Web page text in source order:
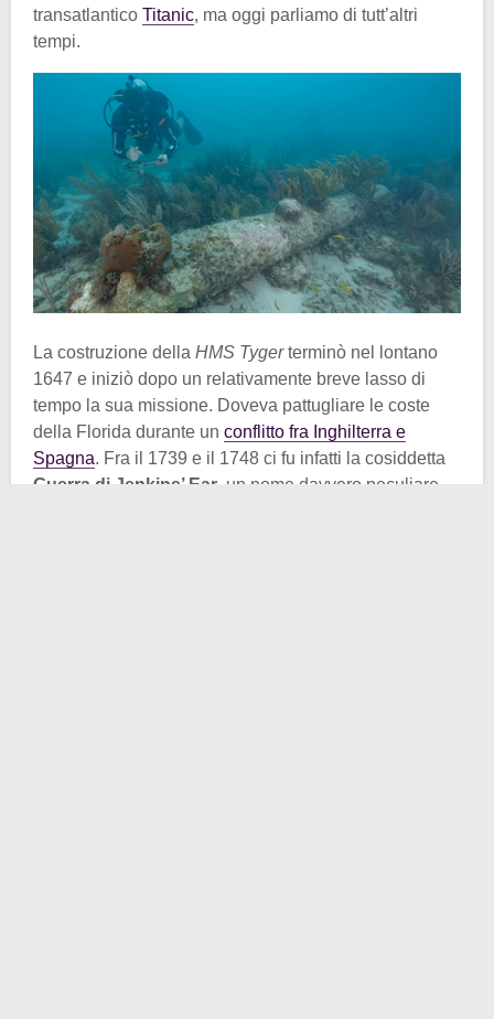
transatlantico Titanic, ma oggi parliamo di tutt’altri
tempi.
La costruzione della HMS Tygerterminò nel lontano
1647 e iniziò dopo un relativamente breve lasso di
tempo la sua missione. Doveva pattugliare le coste
della Florida durante un conflitto fra Inghilterra e
Spagna. Fra il 1739 e il 1748 ci fu infatti la cosiddetta
Guerra di Jenkins’ Ear , un nome davvero peculiare.